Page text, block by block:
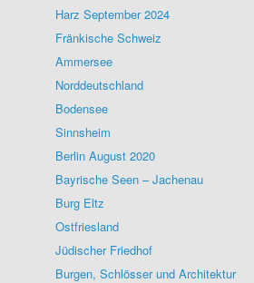
Harz September 2024
Fränkische Schweiz
Ammersee
Norddeutschland
Bodensee
Sinnsheim
Berlin August 2020
Bayrische Seen – Jachenau
Burg Eltz
Ostfriesland
Jüdischer Friedhof
Burgen, Schlösser und Architektur